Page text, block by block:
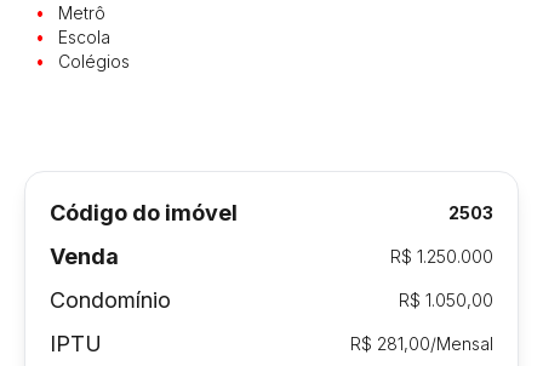
Metrô
Escola
Colégios
Código do imóvel 2503
Venda R$ 1.250.000
Condomínio R$ 1.050,00
IPTU R$ 281,00/Mensal